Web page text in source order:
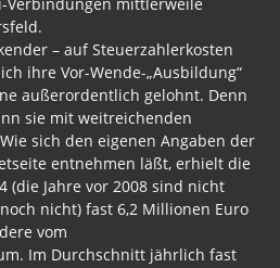
– auf Steuerzahlerkosten
ihre Vor-Wende-„Ausbildung“
außerordentlich gelohnt. Denn
sie mit weitreichenden
sich den eigenen Angaben der
entnehmen läßt, erhielt die
(die Jahre vor 2008 sind nicht
nicht) fast 6,2 Millionen Euro
vom
Im Durchschnitt jährlich fast